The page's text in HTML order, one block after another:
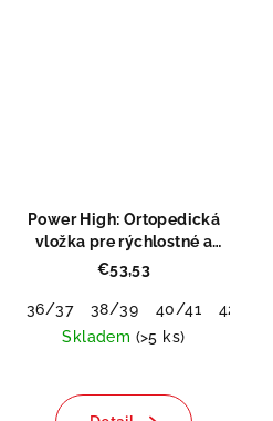
Power High: Ortopedická
vložka pre rýchlostné a
silové športy
€53,53
36/37 38/39 40/41 42/43
Skladem (>5 ks)
hodnotenie
produktu